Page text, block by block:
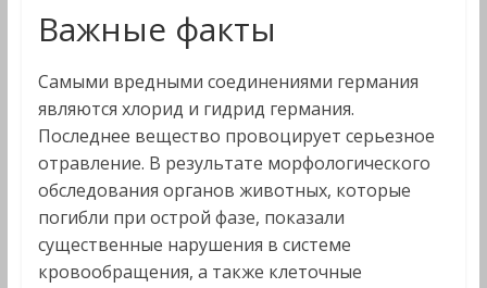
Важные факты
Самыми вредными соединениями германия
являются хлорид и гидрид германия.
Последнее вещество провоцирует серьезное
отравление. В результате морфологического
обследования органов животных, которые
погибли при острой фазе, показали
существенные нарушения в системе
кровообращения, а также клеточные